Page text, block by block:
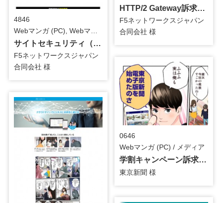
HTTP/2 Gateway訴求用_マンガLP
F5ネットワークスジャパン
合同会社 様
4846
サイトセキュリティ（WAF）訴求用_マンガLP
F5ネットワークスジャパン
合同会社 様
0646
Webマンガ (PC) / メディア
学割キャンペーン訴求用_Webマンガ
東京新聞 様